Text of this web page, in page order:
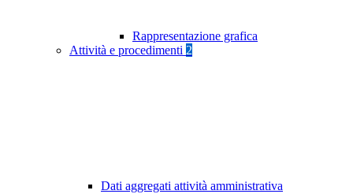
Rappresentazione grafica
Attività e procedimenti 2
Dati aggregati attività amministrativa